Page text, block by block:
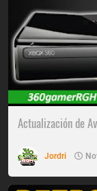
Actualización de
Jordri